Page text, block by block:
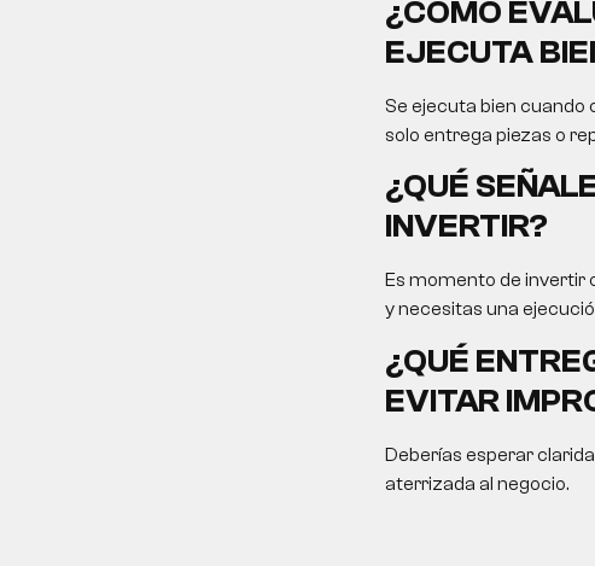
¿CÓMO
EJECUTA
Se ejecuta bien
solo entrega piezas o
¿QUÉ
INVERTIR?
Es momento de invertir
y necesitas una
¿QUÉ
EVITAR
Deberías esperar
aterrizada al negocio.